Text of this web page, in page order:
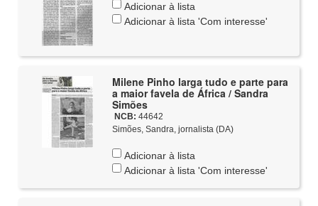
Adicionar à lista
Adicionar à lista 'Com interesse'
Milene Pinho larga tudo e parte para
a maior favela de África / Sandra
Simões
NCB: 44642
Simões, Sandra, jornalista (DA)
Adicionar à lista
Adicionar à lista 'Com interesse'